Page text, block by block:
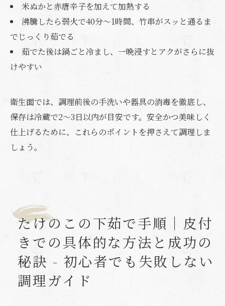
米ぬかと赤唐辛子を加えて加熱する
沸騰したら弱火で40分〜1時間、竹串がスッと通るま
でじっくり茹でる
茹でた後は鍋ごと冷まし、一晩浸すとアクがさらに抜
けやすい
衛生面では、調理前後の手洗いや器具の消毒を徹底し、
保存は冷蔵で2〜3日以内が目安です。安全かつ美味しく
仕上げるために、これらのポイントを押さえて調理しま
しょう。
たけのこの下茹で手順｜皮付
きでの具体的な方法と成功の
秘訣 - 初心者でも失敗しない
調理ガイド